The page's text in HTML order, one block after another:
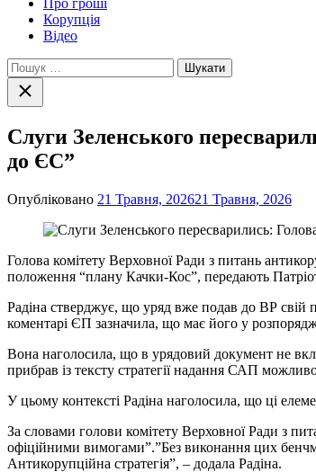
Про гроші
Корупція
Відео
Пошук:
Закрити
пошук
Слуги Зеленського
до ЄС”
Опубліковано 21 Травня, 202621 Травня, 2026
Голова комітету Верховної Ради з питань
положення “плану Качки-Кос”, передають
Радіна стверджує, що уряд вже подав до ВР свій
коментарі ЄП зазначила, що має його у
Вона наголосила, що в урядовий документ не
прибрав із тексту стратегії надання САП
У цьому контексті Радіна наголосила, що ці
За словами голови комітету Верховної Ради з
офіційними вимогами”.”Без виконання цих
Антикорупційна стратегія”, – додала Радіна.